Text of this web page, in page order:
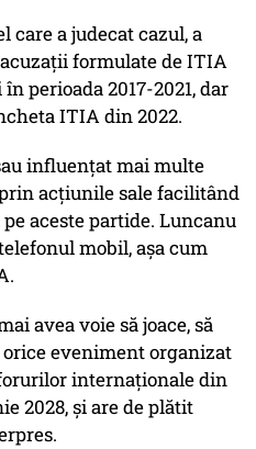
care a judecat cazul, a
formulate de ITIA
perioada 2017-2021, dar
ITIA din 2022.
influenţat mai multe
acţiunile sale facilitând
aceste partide. Luncanu
mobil, aşa cum
avea voie să joace, să
orice eveniment organizat
internaţionale din
2028, şi are de plătit